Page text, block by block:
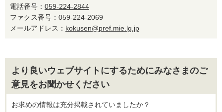
電話番号： 059-224-2844
ファクス番号：059-224-2069
メールアドレス： kokusen@pref.mie.lg.jp
より良いウェブサイトにするためにみなさまのご
意見をお聞かせください
お求めの情報は充分掲載されていましたか？